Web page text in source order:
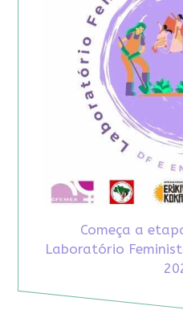
Começa a
Laboratório